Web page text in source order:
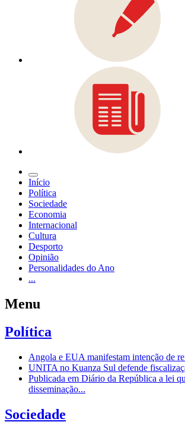
Início
Política
Sociedade
Economia
Internacional
Cultura
Desporto
Opinião
Personalidades do Ano
...
Menu
Política
Angola e EUA manifestam intenção de
UNITA no Kuanza Sul defende
Publicada em Diário da República a lei
disseminação...
Sociedade